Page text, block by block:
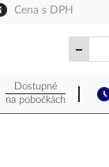
Cena s DPH
Dostupné
na pobočkách